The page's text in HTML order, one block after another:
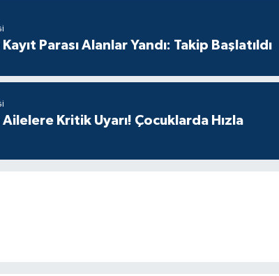
Parası Alanlar Yandı: Takip Başlatıldı
Kritik Uyarı! Çocuklarda Hızla